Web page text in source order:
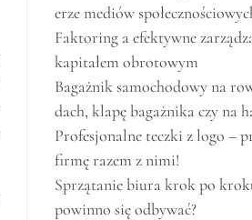
erze mediów
Faktoring a efektywne
kapitałem obrotowym
Bagażnik samochodowy na
dach, klapę bagażnika czy na
Profesjonalne teczki z logo –
firmę razem z nimi!
Sprzątanie biura krok po
powinno się odbywać?